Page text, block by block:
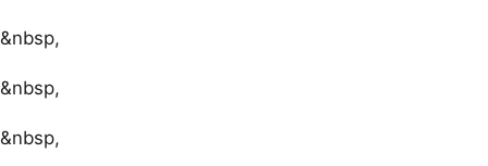
&nbsp,
&nbsp,
&nbsp,